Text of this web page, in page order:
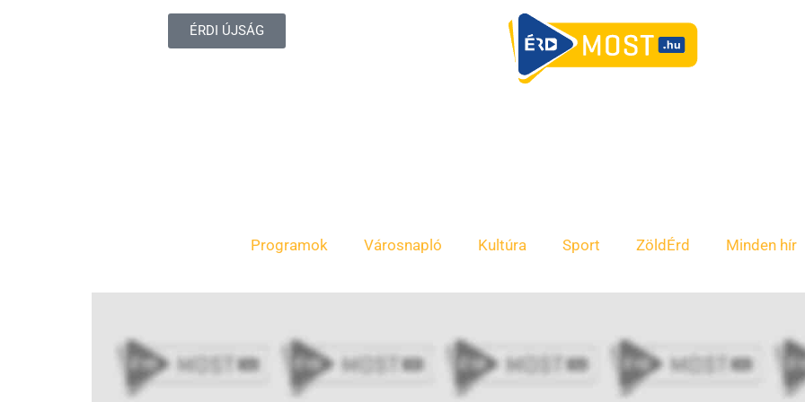
ÉRDI ÚJSÁG
Programok Városnapló Kultúra Sport ZöldÉrd Minden hír